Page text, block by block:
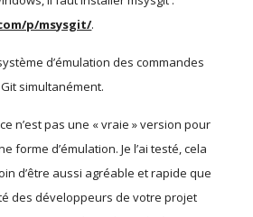
p/msysgit/.
d’émulation des commandes
simultanément.
n’est pas une « vraie » version pour
forme d’émulation. Je l’ai testé, cela
d’être aussi agréable et rapide que
des développeurs de votre projet